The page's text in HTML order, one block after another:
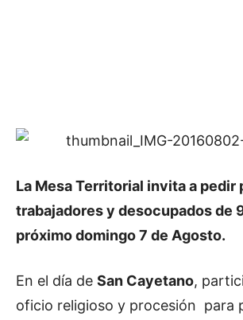
La Mesa Territorial invita a pedir
trabajadores y desocupados de
próximo domingo 7 de Agosto.
En el día de San Cayetano,
oficio religioso y procesión para